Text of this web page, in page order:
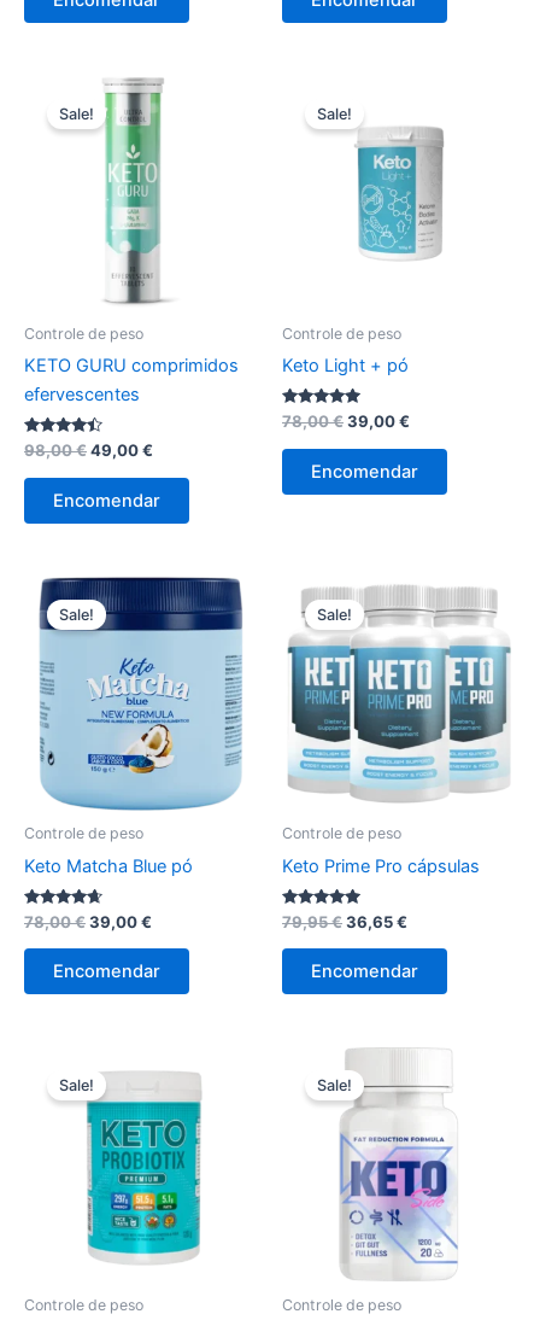
era:
é:
era:
é:
Sale!
Controle de peso
KETO GURU comprimidos
efervescentes
Avaliação
4.33
de 5
98,00€O
original
era:
49,00€
é:
Encomendar
Sale!
Controle de peso
Keto Light + pó
Avaliação
4.86
de 5
78,00€O
original
era:
39,00€
é:
Encomendar
Sale!
Controle de peso
Keto Matcha Blue pó
Avaliação
4.50
de 5
78,00€O
original
era:
39,00€
é:
Encomendar
Sale!
Controle de peso
Keto Prime Pro cápsulas
Avaliação
4.83
de 5
79,95€O
original
era:
36,65€
é:
Encomendar
Sale!
Controle de peso
Sale!
Controle de peso